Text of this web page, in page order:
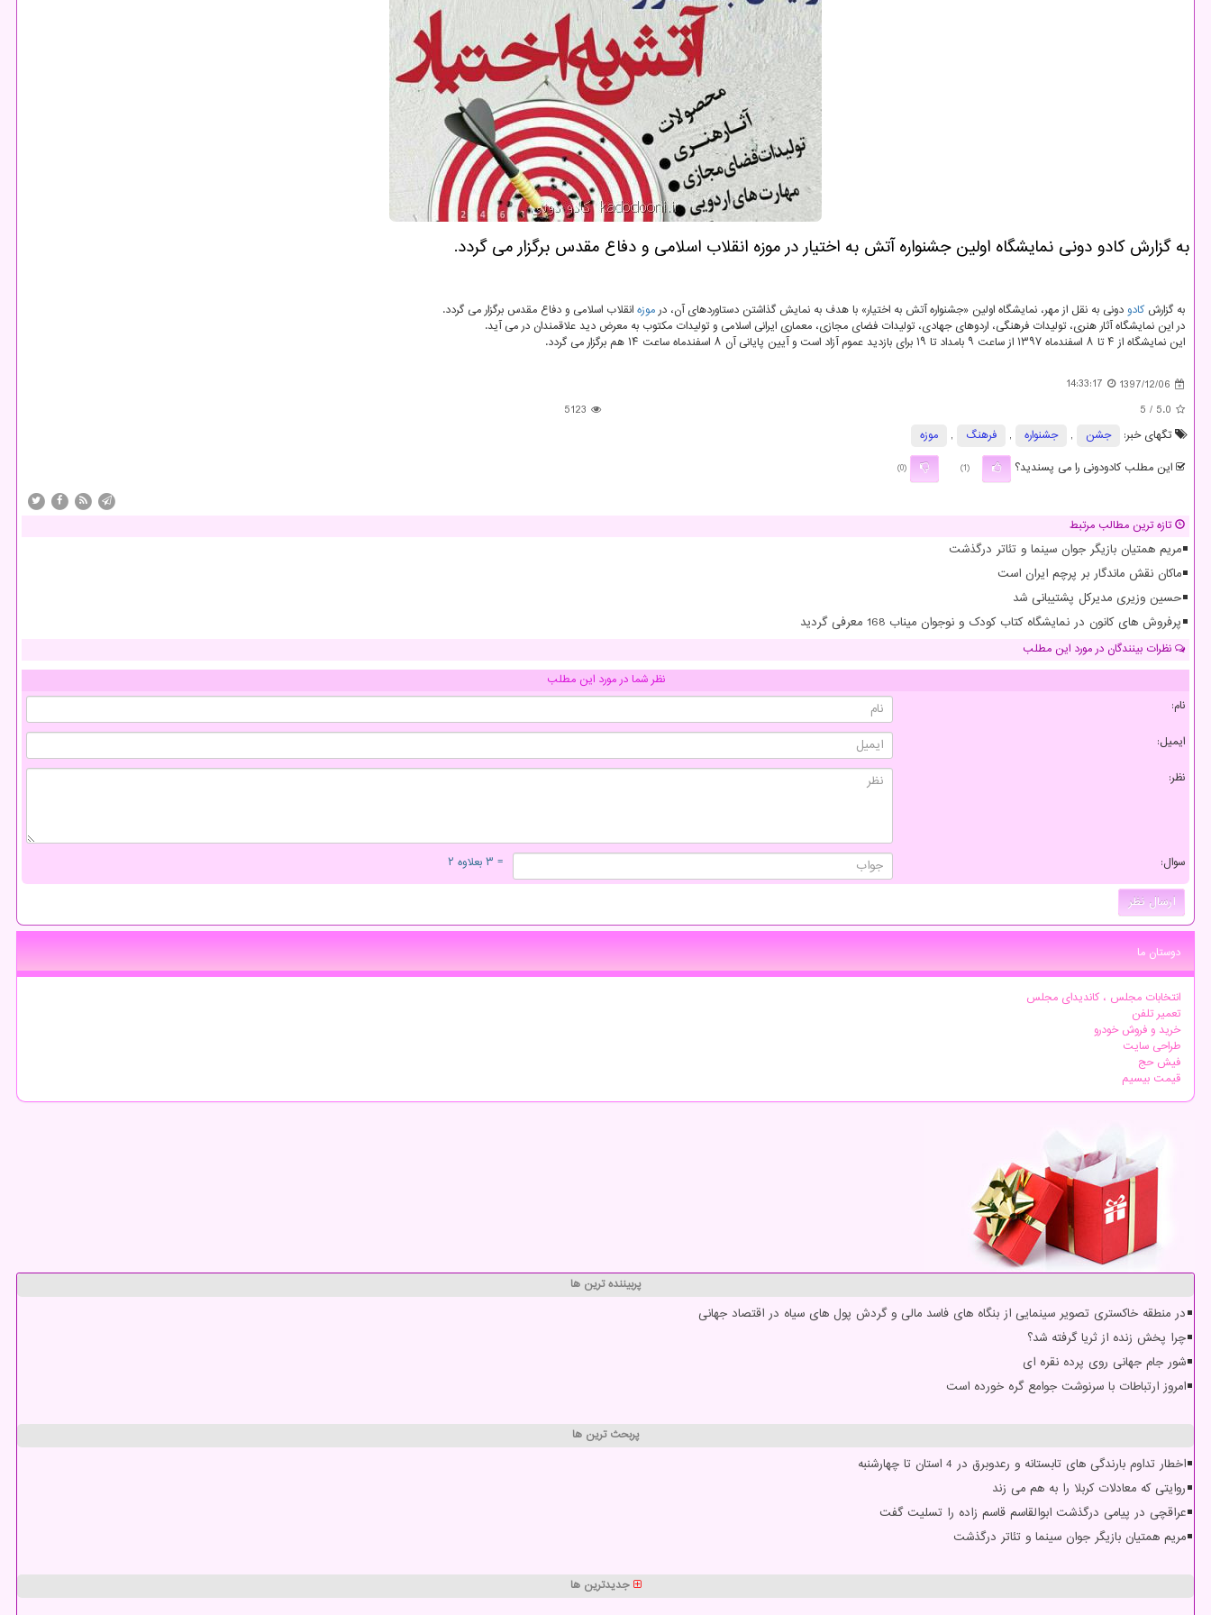
به گزارش كادو دونی نمایشگاه اولین جشنواره آتش به اختیار در موزه انقلاب اسلامی و دفاع مقدس برگزار می گردد.
به گزارش كادودونی به نقل از مهر، نمایشگاه اولین «جشنواره آتش به اختیار» با هدف به نمایش گذاشتن دستاوردهای آن، درموزهانقلاب اسلامی و دفاع مقدس برگزار می گردد.
در این نمایشگاه آثار هنری، تولیدات فرهنگی، اردوهای جهادی، تولیدات فضای مجازی، معماری ایرانی اسلامی و تولیدات مكتوب به معرض دید علاقمندان در می آید.
این نمایشگاه از ۴ تا ۸ اسفندماه ۱۳۹۷ از ساعت ۹ بامداد تا ۱۹ برای بازدید عموم آزاد است و آیین پایانی آن ۸ اسفندماه ساعت ۱۴ هم برگزار می گردد.
1397/12/06
14:33:17
5.0
/ 5
5123
تگهای خبر:
جشن , جشنواره , فرهنگ ,
موزه
این مطلب کادودونی را می پسندید؟
(1)
(0)
تازه ترین مطالب مرتبط
مریم همتیان بازیگر جوان سینما و تئاتر درگذشت
ماکان نقش ماندگار بر پرچم ایران است
حسین وزیری مدیرکل پشتیبانی شد
پرفروش های کانون در نمایشگاه کتاب کودک و نوجوان میناب 168 معرفی گردید
نظرات بینندگان در مورد این مطلب
نظر شما در مورد این مطلب
نام:
ایمیل:
نظر:
سوال: = ۳ بعلاوه ۲
دوستان ما
انتخابات مجلس ، کاندیدای مجلس
تعمیر تلفن
خرید و فروش خودرو
طراحی سایت
فیش حج
قیمت بیسیم
پربیننده ترین ها
در منطقه خاکستری تصویر سینمایی از بنگاه های فاسد مالی و گردش پول های سیاه در اقتصاد جهانی
چرا پخش زنده از ثریا گرفته شد؟
شور جام جهانی روی پرده نقره ای
امروز ارتباطات با سرنوشت جوامع گره خورده است
پربحث ترین ها
اخطار تداوم بارندگی های تابستانه و رعدوبرق در 4 استان تا چهارشنبه
روایتی که معادلات کربلا را به هم می زند
عراقچی در پیامی درگذشت ابوالقاسم قاسم زاده را تسلیت گفت
مریم همتیان بازیگر جوان سینما و تئاتر درگذشت
جدیدترین ها